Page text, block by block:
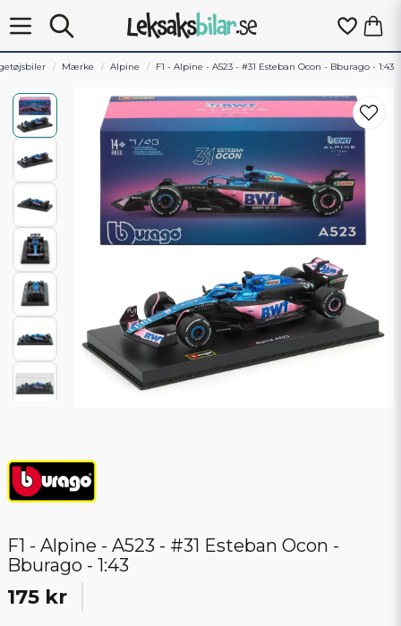
Mærke Alpine F1 - Alpine - A523 - #31 Esteban Ocon - Bburago - 1:43
F1 - Alpine - A523 - #31 Esteban Ocon -
Bburago - 1:43
175 kr